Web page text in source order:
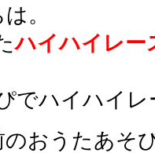
。
ハイハイレー
でハイハイ
おうたあそ